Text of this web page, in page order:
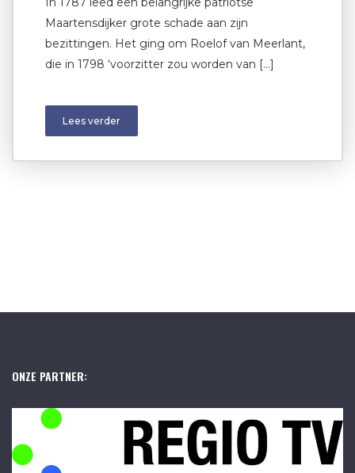
Maartensdijker grote schade aan zijn
bezittingen. Het ging om Roelof van Meerlant,
die in 1798 ‘voorzitter zou worden van […]
Lees verder
ONZE PARTNER: